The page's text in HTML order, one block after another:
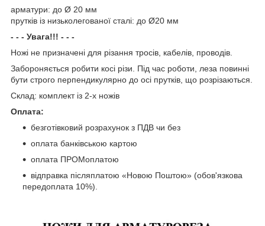
арматури: до Ø 20 мм
прутків із низьколегованої сталі: до Ø20 мм
- - - Увага!!! - - -
Ножі не призначені для різання тросів, кабелів, проводів.
Забороняється робити косі різи. Під час роботи, леза повинні
бути строго перпендикулярно до осі прутків, що розрізаються.
Склад: комплект із 2-х ножів
Оплата:
безготівковий розрахунок з ПДВ чи без
оплата банківською картою
оплата ПРОМоплатою
відправка післяплатою «Новою Поштою» (обов'язкова
передоплата 10%).